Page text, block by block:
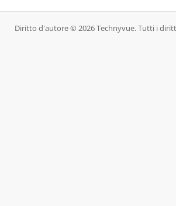
Diritto d'autore © 2026 Technyvue. Tutti i